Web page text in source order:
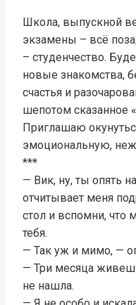
Школа, выпускной
экзамены – всё
– студенчество.
новые знакомства,
счастья и
шепотом сказанное
Приглашаю
эмоциональную,
***
— Вик, ну, ты опять
отчитывает меня
стол и вспомни, что
тебя.
— Так уж и мимо, —
— Три месяца
не нашла.